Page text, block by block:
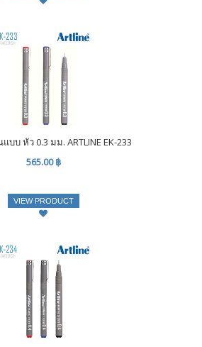
บบ หัว 0.3 มม. ARTLINE EK-233
565.00 ฿
VIEW PRODUCT